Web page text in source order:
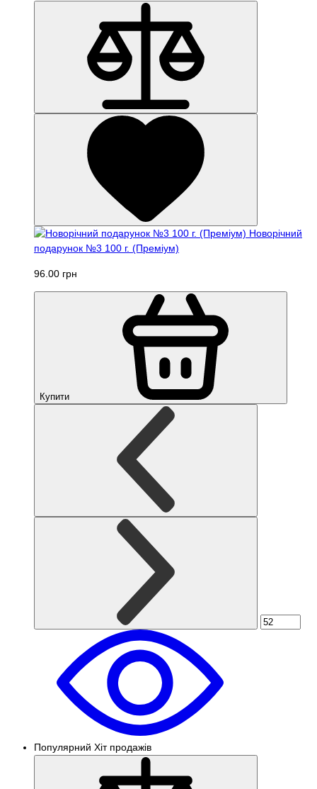
Новорічний
подарунок №3 100 г. (Преміум)
96.00 грн
Купити
Популярний Хіт продажів